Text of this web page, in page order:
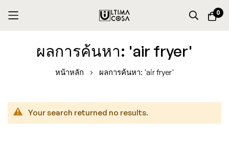
0
ผลการค้นหา: 'air fryer'
หน้าหลัก ผลการค้นหา: 'air fryer'
Your search returned no results.